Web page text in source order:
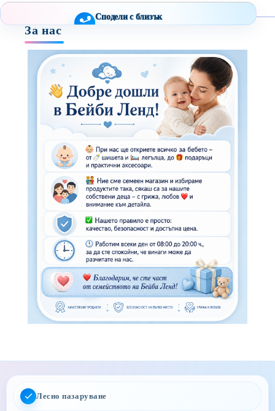
Сподели с близък
Facebook Viber
WhatsApp Копирай линк
За нас
Лесно пазаруване